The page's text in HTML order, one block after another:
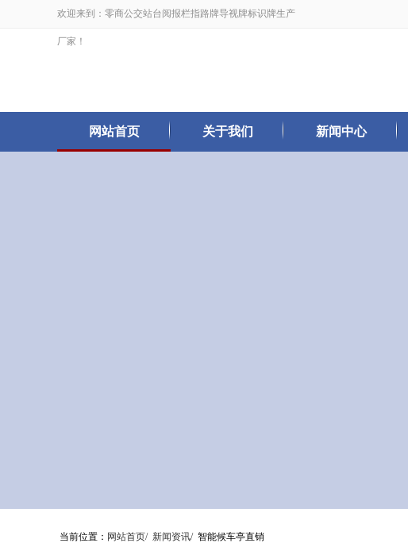
欢迎来到：零商公交站台阅报栏指路牌导视牌标识牌生产
厂家！
网站首页 关于我们 新闻中心
当前位置： 网站首页/ 新闻资讯/ 智能候车亭直销